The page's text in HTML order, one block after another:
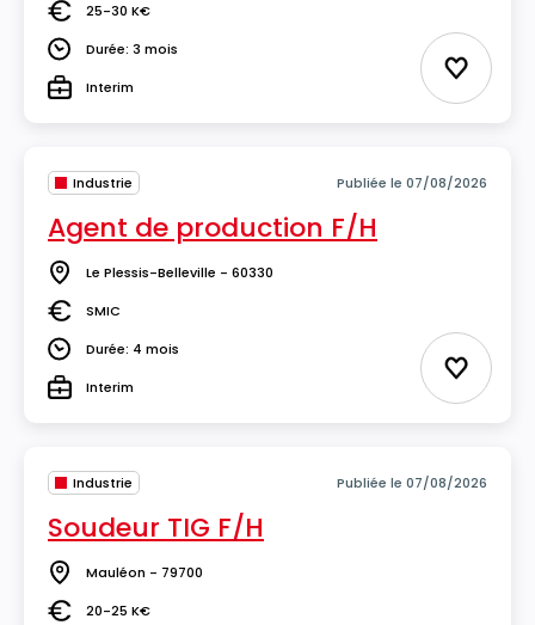
Salaire25-30 K€
DuréeDurée: 3 mois
TypeInterim Ajouter
Industrie Publiée le 07/08/2026
Agent de production F/H
Lieu Le Plessis-Belleville - 60330
Salaire
SMIC
DuréeDurée: 4 mois
TypeInterim Ajouter
Industrie Publiée le 07/08/2026
Soudeur TIG F/H
Lieu Mauléon - 79700
20-25 K€